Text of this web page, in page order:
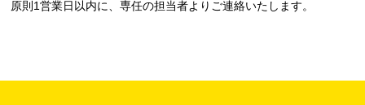
正当な事業遂行の範囲内で利用いたします。
原則1営業日以内に、専任の担当者よりご連絡いたします。